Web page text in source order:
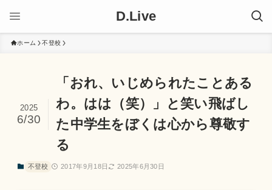
D.Live
ホーム 不登校
「おれ、いじめられたことある
わ。はは（笑）」と笑い飛ばし
た中学生をぼくは心から尊敬す
る
2025
6/30
不登校 2017年9月18日 2025年6月30日